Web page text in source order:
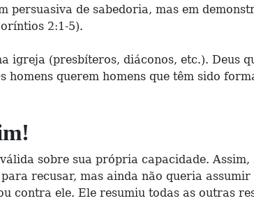
de sabedoria, mas em
2:1-5).
igreja (presbíteros, diáconos, etc.). Deus
querem homens que têm sido
sobre sua própria capacidade. Assim,
recusar, mas ainda não queria
contra ele. Ele resumiu todas as outras